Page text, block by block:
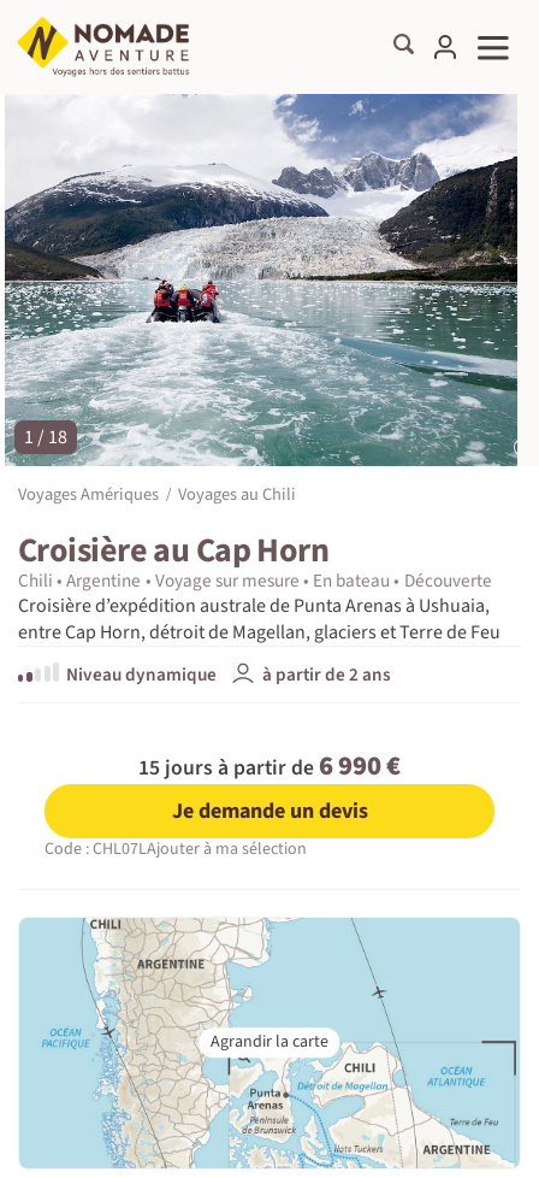
©
1 / 18
Voyages Amériques Voyages au Chili
Croisière au Cap Horn
Chili Argentine Voyage sur mesure En bateau
Découverte
Croisière d’expédition australe de Punta Arenas à Ushuaia,
entre Cap Horn, détroit de Magellan, glaciers et Terre de Feu
Niveau dynamique
à partir de 2 ans
15 jours à partir de 6 990 €
Je demande un devis
Code : CHL07LAjouter à ma sélection